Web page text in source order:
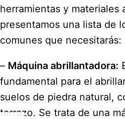
herramientas y materiales
presentamos una lista de
comunes que necesitarás:
– Máquina abrillantadora:
fundamental para el
suelos de piedra natural,
terrazo. Se trata de una